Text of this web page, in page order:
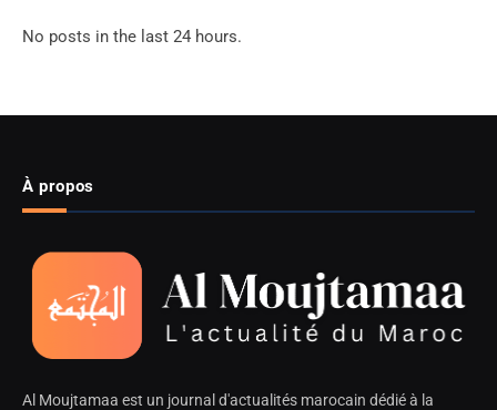
No posts in the last 24 hours.
À propos
Al Moujtamaa est un journal d'actualités marocain dédié à la